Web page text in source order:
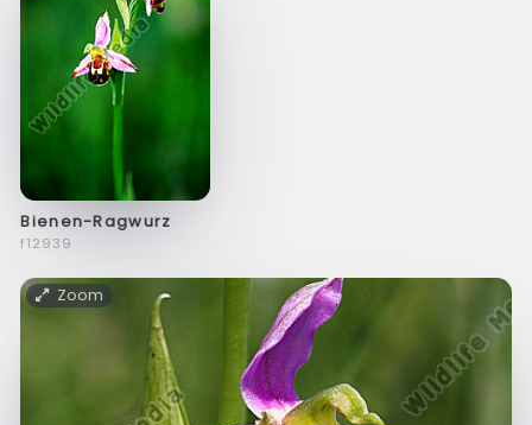
Bienen-Ragwurz
f12939
Zoom